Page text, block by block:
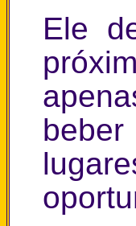
Ele